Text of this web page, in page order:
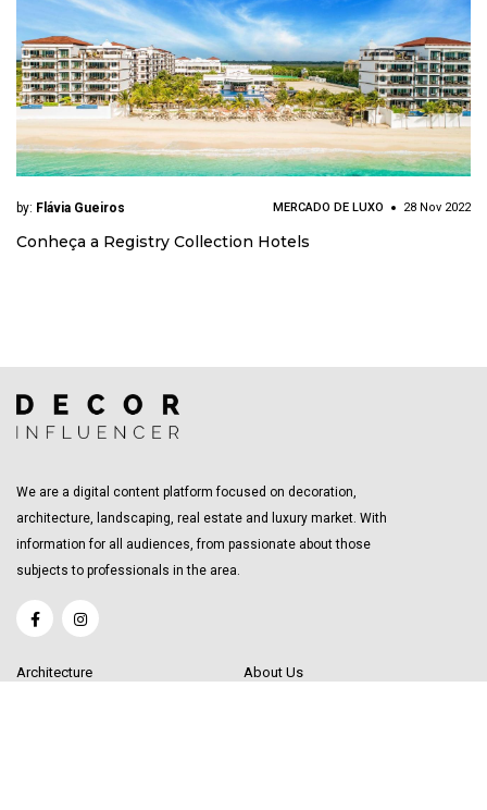
by: Flávia Gueiros MERCADO DE LUXO 28 Nov 2022
Conheça a Registry Collection Hotels
We are a digital content platform focused on decoration,
architecture, landscaping, real estate and luxury market. With
information for all audiences, from passionate about those
subjects to professionals in the area.
Architecture About Us